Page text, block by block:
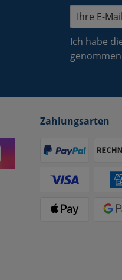
Ich habe
Zahlungsarten